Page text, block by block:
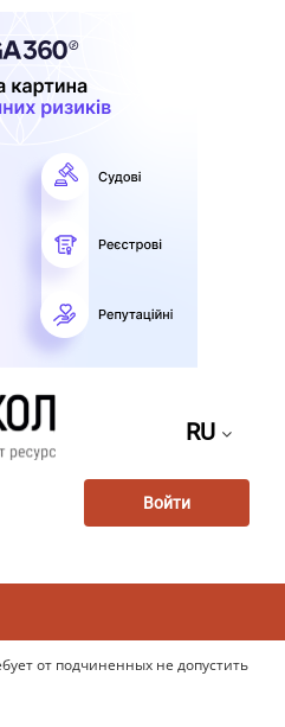
RU
Войти
от подчиненных не допустить